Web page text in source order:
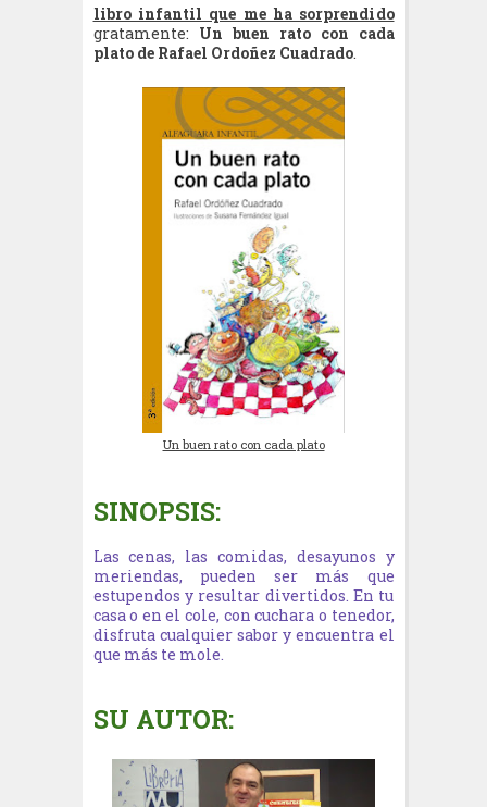
libro infantil que me ha sorprendido
gratamente: Un buen rato con cada
plato de Rafael Ordoñez Cuadrado.
Un buen rato con cada plato
SINOPSIS:
Las cenas, las comidas, desayunos y
meriendas, pueden ser más que
estupendos y resultar divertidos. En tu
casa o en el cole, con cuchara o tenedor,
disfruta cualquier sabor y encuentra el
que más te mole.
SU AUTOR: